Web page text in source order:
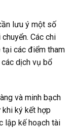
lưu ý một số
Các chi
các điểm tham
các dịch vụ bổ
và minh bạch
khi ký kết hợp
lập kế hoạch tài